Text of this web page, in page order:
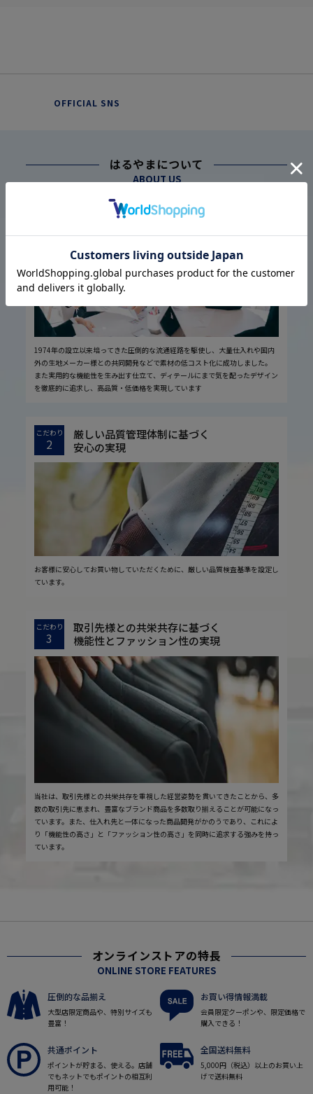
OFFICIAL SNS
はるやまについて
ABOUT US
幅広い仕入れ体制に基づく
1974年の設立以来培ってきた圧倒的な流通経路を駆使し、大量仕入れや国内
外の生地メーカー様との共同開発などで素材の低コスト化に成功しました。
また実用的な機能性を生み出す仕立て、ディテールにまで気を配ったデザイン
を徹底的に追求し、高品質・低価格を実現しています
こだわり
2
厳しい品質管理体制に基づく
安心の実現
お客様に安心してお買い物していただくために、厳しい品質検査基準を設定し
ています。
こだわり
3
取引先様との共栄共存に基づく
機能性とファッション性の実現
当社は、取引先様との共栄共存を重視した経営姿勢を貫いてきたことから、多
数の取引先に恵まれ、豊富なブランド商品を多数取り揃えることが可能になっ
ています。また、仕入れ先と一体になった商品開発がかのうであり、これによ
り「機能性の高さ」と「ファッション性の高さ」を同時に追求する強みを持っ
ています。
オンラインストアの特長
ONLINE STORE FEATURES
圧倒的な品揃え
大型店限定商品や、特別サイズも
豊富！
お買い得情報満載
会員限定クーポンや、限定価格で
購入できる！
共通ポイント
ポイントが貯まる、使える。店舗
でもネットでもポイントの相互利
用可能！
全国送料無料
5,000円（税込）以上のお買い上
げで送料無料